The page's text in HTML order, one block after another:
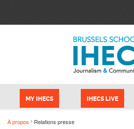
MY IHECS IHECS LIVE
À propos Relations presse